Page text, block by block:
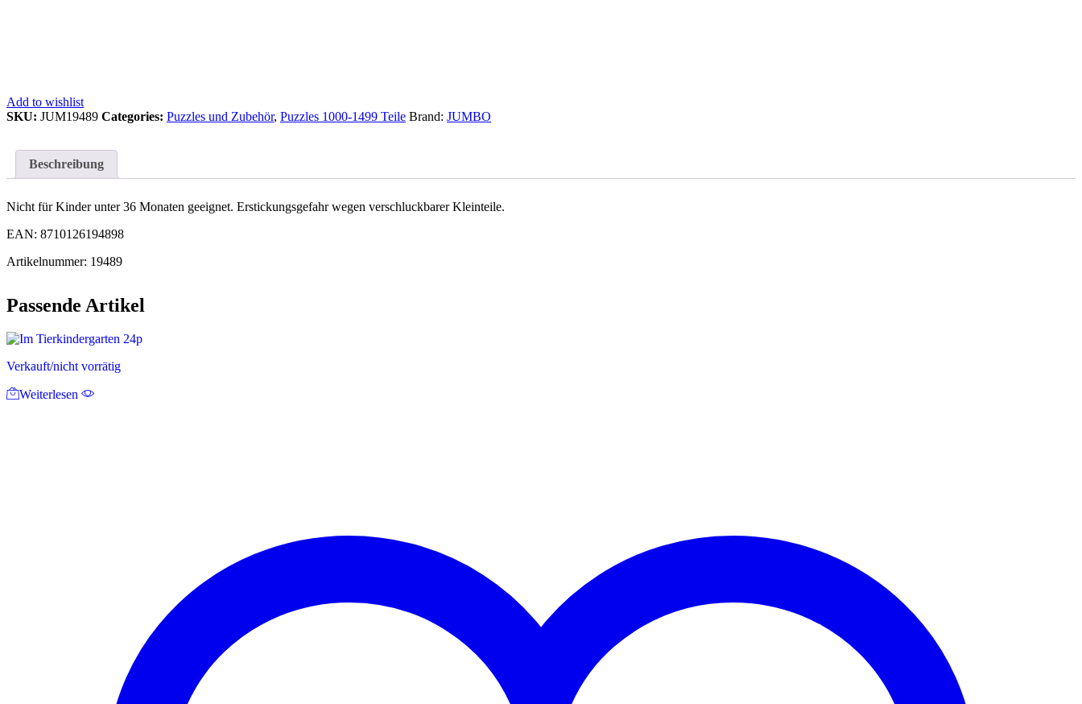
Add to wishlist
SKU: JUM19489 Categories: Puzzles und Zubehör, Puzzles 1000-1499 Teile Brand: JUMBO
Beschreibung
Nicht für Kinder unter 36 Monaten geeignet. Erstickungsgefahr wegen verschluckbarer Kleinteile.
EAN: 8710126194898
Artikelnummer: 19489
Passende Artikel
Verkauft/nicht vorrätig
Weiterlesen